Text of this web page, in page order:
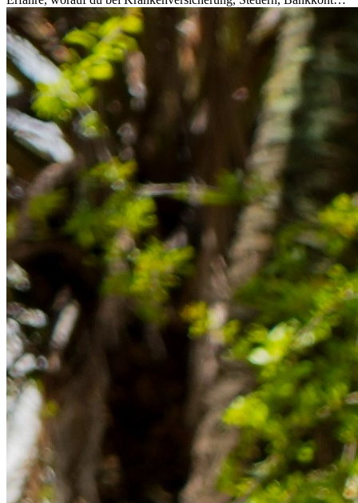
Rücklagen und Budgetplanung achten solltest, damit dein Neustart
im Ausland reibungslos gelingt.